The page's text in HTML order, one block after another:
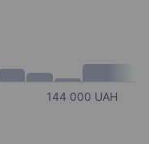
144 000 UAH